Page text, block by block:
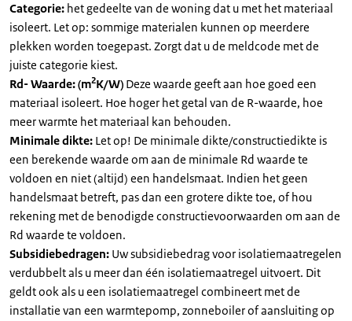
Categorie: het gedeelte van de woning dat u met het materiaal
isoleert. Let op: sommige materialen kunnen op meerdere
plekken worden toegepast. Zorgt dat u de meldcode met de
juiste categorie kiest.
Rd- Waarde: (m2K/W) Deze waarde geeft aan hoe goed een
materiaal isoleert. Hoe hoger het getal van de R-waarde, hoe
meer warmte het materiaal kan behouden.
Minimale dikte: Let op! De minimale dikte/constructiedikte is
een berekende waarde om aan de minimale Rd waarde te
voldoen en niet (altijd) een handelsmaat. Indien het geen
handelsmaat betreft, pas dan een grotere dikte toe, of hou
rekening met de benodigde constructievoorwaarden om aan de
Rd waarde te voldoen.
Subsidiebedragen: Uw subsidiebedrag voor isolatiemaatregelen
verdubbelt als u meer dan één isolatiemaatregel uitvoert. Dit
geldt ook als u een isolatiemaatregel combineert met de
installatie van een warmtepomp, zonneboiler of aansluiting op